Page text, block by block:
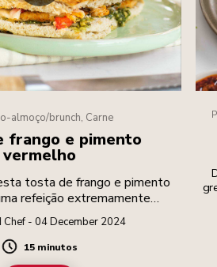
almoço/brunch, Carne
frango e pimento
vermelho
tosta de frango e pimento
refeição extremamente
reconfortante!
Chef - 04 December 2024
Duration
15 minutos